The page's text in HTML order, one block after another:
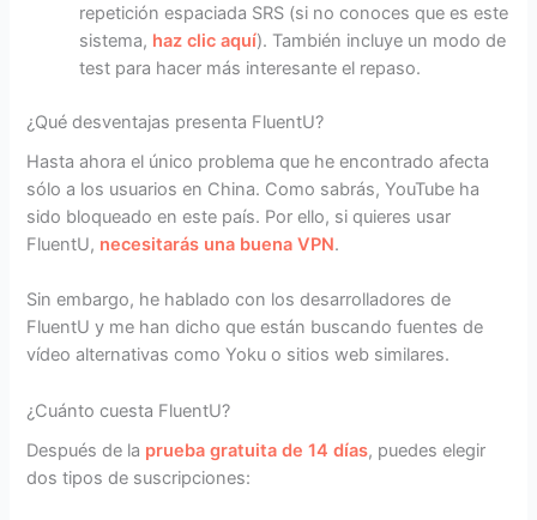
repetición espaciada SRS (si no conoces que es este
sistema, haz clic aquí). También incluye un modo de
test para hacer más interesante el repaso.
¿Qué desventajas presenta FluentU?
Hasta ahora el único problema que he encontrado afecta
sólo a los usuarios en China. Como sabrás, YouTube ha
sido bloqueado en este país. Por ello, si quieres usar
FluentU, necesitarás una buena VPN.
Sin embargo, he hablado con los desarrolladores de
FluentU y me han dicho que están buscando fuentes de
vídeo alternativas como Yoku o sitios web similares.
¿Cuánto cuesta FluentU?
Después de la prueba gratuita de 14 días, puedes elegir
dos tipos de suscripciones: